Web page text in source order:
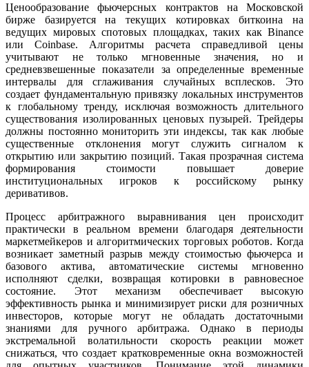
Ценообразование фьючерсных контрактов на Московской
бирже базируется на текущих котировках биткоина на
ведущих мировых спотовых площадках, таких как Binance
или Coinbase. Алгоритмы расчета справедливой цены
учитывают не только мгновенные значения, но и
средневзвешенные показатели за определенные временные
интервалы для сглаживания случайных всплесков. Это
создает фундаментальную привязку локальных инструментов
к глобальному тренду, исключая возможность длительного
существования изолированных ценовых пузырей. Трейдеры
должны постоянно мониторить эти индексы, так как любые
существенные отклонения могут служить сигналом к
открытию или закрытию позиций. Такая прозрачная система
формирования стоимости повышает доверие
институциональных игроков к российскому рынку
деривативов.
Процесс арбитражного выравнивания цен происходит
практически в реальном времени благодаря деятельности
маркетмейкеров и алгоритмических торговых роботов. Когда
возникает заметный разрыв между стоимостью фьючерса и
базового актива, автоматические системы мгновенно
исполняют сделки, возвращая котировки в равновесное
состояние. Этот механизм обеспечивает высокую
эффективность рынка и минимизирует риски для розничных
инвесторов, которые могут не обладать достаточными
знаниями для ручного арбитража. Однако в периоды
экстремальной волатильности скорость реакции может
снижаться, что создает кратковременные окна возможностей